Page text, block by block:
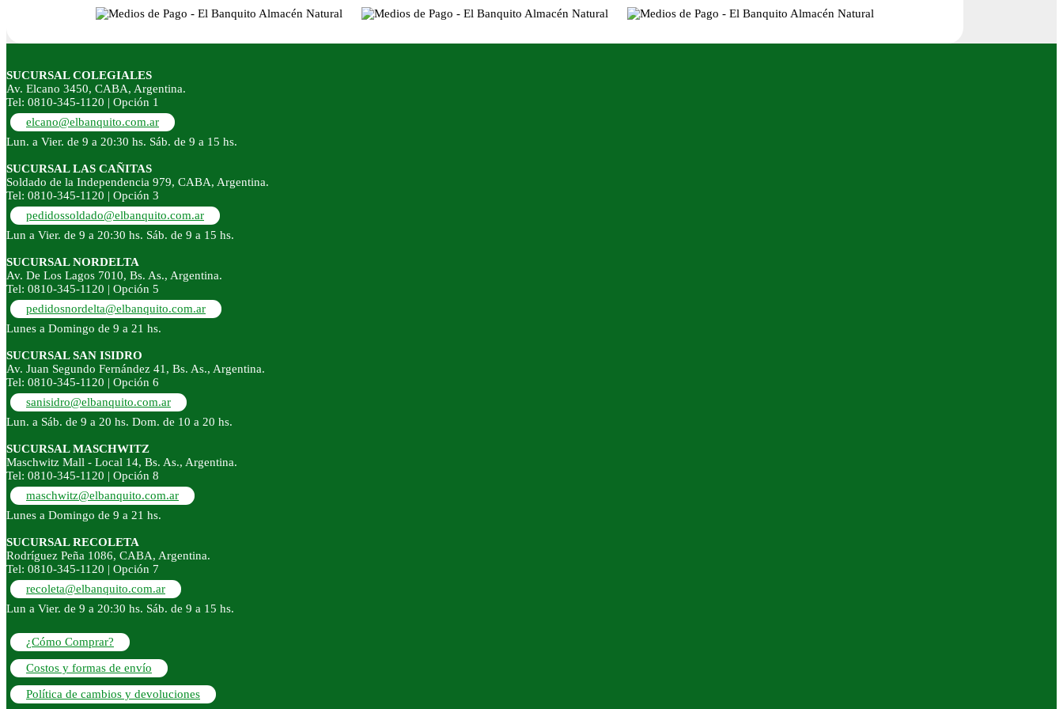
SUCURSAL COLEGIALES
Av. Elcano 3450, CABA, Argentina.
Tel: 0810-345-1120 | Opción 1
elcano@elbanquito.com.ar
Lun. a Vier. de 9 a 20:30 hs. Sáb. de 9 a 15 hs.
SUCURSAL LAS CAÑITAS
Soldado de la Independencia 979, CABA, Argentina.
Tel: 0810-345-1120 | Opción 3
pedidossoldado@elbanquito.com.ar
Lun a Vier. de 9 a 20:30 hs. Sáb. de 9 a 15 hs.
SUCURSAL NORDELTA
Av. De Los Lagos 7010, Bs. As., Argentina.
Tel: 0810-345-1120 | Opción 5
pedidosnordelta@elbanquito.com.ar
Lunes a Domingo de 9 a 21 hs.
SUCURSAL SAN ISIDRO
Av. Juan Segundo Fernández 41, Bs. As., Argentina.
Tel: 0810-345-1120 | Opción 6
sanisidro@elbanquito.com.ar
Lun. a Sáb. de 9 a 20 hs. Dom. de 10 a 20 hs.
SUCURSAL MASCHWITZ
Maschwitz Mall - Local 14, Bs. As., Argentina.
Tel: 0810-345-1120 | Opción 8
maschwitz@elbanquito.com.ar
Lunes a Domingo de 9 a 21 hs.
SUCURSAL RECOLETA
Rodríguez Peña 1086, CABA, Argentina.
Tel: 0810-345-1120 | Opción 7
recoleta@elbanquito.com.ar
Lun a Vier. de 9 a 20:30 hs. Sáb. de 9 a 15 hs.
¿Cómo Comprar?
Costos y formas de envío
Política de cambios y devoluciones